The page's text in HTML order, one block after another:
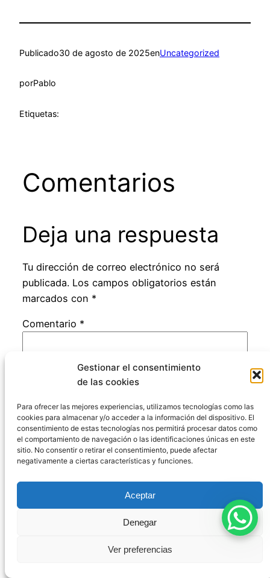
Gestionar el consentimiento
de las cookies
Para ofrecer las mejores experiencias, utilizamos tecnologías como las
cookies para almacenar y/o acceder a la información del dispositivo. El
consentimiento de estas tecnologías nos permitirá procesar datos como
el comportamiento de navegación o las identificaciones únicas en este
sitio. No consentir o retirar el consentimiento, puede afectar
negativamente a ciertas características y funciones.
Aceptar
Denegar
Ver preferencias
Publicado30 de agosto de 2025enUncategorized
porPablo
Etiquetas:
Comentarios
Deja una respuesta
Tu dirección de correo electrónico no será
publicada. Los campos obligatorios están
marcados con *
Comentario *
Nombre*
Correo electrónico*
Web
Guarda mi nombre, correo electrónico y web